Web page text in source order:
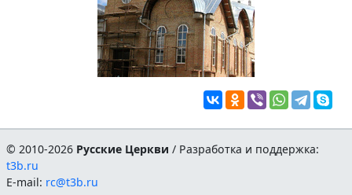
© 2010-2026 Русские Церкви / Разработка и поддержка:
t3b.ru
E-mail: rc@t3b.ru